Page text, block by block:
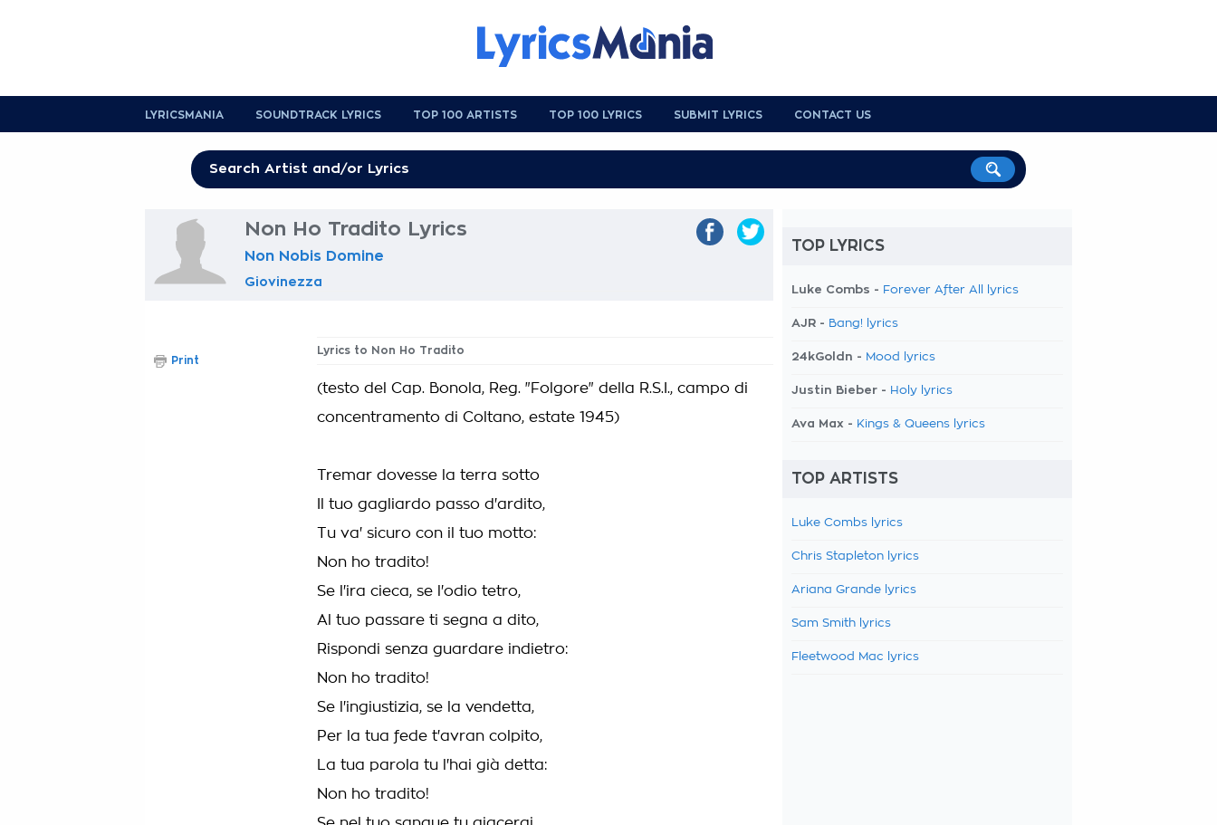
LYRICSMANIA SOUNDTRACK LYRICS TOP 100 ARTISTS TOP 100 LYRICS SUBMIT LYRICS CONTACT US
Non Ho Tradito Lyrics
Non Nobis Domine
Giovinezza
Lyrics to Non Ho Tradito
(testo del Cap. Bonola, Reg. "Folgore" della R.S.I., campo di
concentramento di Coltano, estate 1945)
Tremar dovesse la terra sotto
Il tuo gagliardo passo d'ardito,
Tu va' sicuro con il tuo motto:
Non ho tradito!
Se l'ira cieca, se l'odio tetro,
Al tuo passare ti segna a dito,
Rispondi senza guardare indietro:
Non ho tradito!
Se l'ingiustizia, se la vendetta,
Per la tua fede t'avran colpito,
La tua parola tu l'hai già detta:
Non ho tradito!
Print
TOP LYRICS
Luke Combs - Forever After All lyrics
AJR - Bang! lyrics
24kGoldn - Mood lyrics
Justin Bieber - Holy lyrics
Ava Max - Kings & Queens lyrics
TOP ARTISTS
Luke Combs lyrics
Chris Stapleton lyrics
Ariana Grande lyrics
Sam Smith lyrics
Fleetwood Mac lyrics